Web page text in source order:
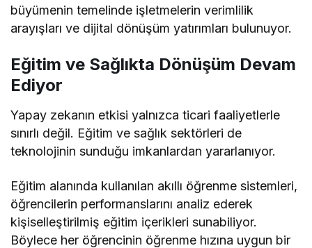
büyümenin temelinde işletmelerin verimlilik
arayışları ve dijital dönüşüm yatırımları bulunuyor.
Eğitim ve Sağlıkta Dönüşüm Devam
Ediyor
Yapay zekanın etkisi yalnızca ticari faaliyetlerle
sınırlı değil. Eğitim ve sağlık sektörleri de
teknolojinin sunduğu imkanlardan yararlanıyor.
Eğitim alanında kullanılan akıllı öğrenme sistemleri,
öğrencilerin performanslarını analiz ederek
kişiselleştirilmiş eğitim içerikleri sunabiliyor.
Böylece her öğrencinin öğrenme hızına uygun bir